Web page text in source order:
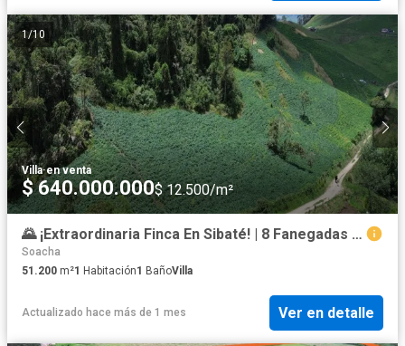
1/10
Villa·en venta
$ 640.000.000$ 12.500/m²
🌄 ¡Extraordinaria Finca En Sibaté! | 8 Fanegadas Con Vista Panorámica | A 1 Km Del Peaje
Soacha
51.200 m²1 Habitación1 BañoVilla
Actualizado hace más de 1 mes Ver en detalle